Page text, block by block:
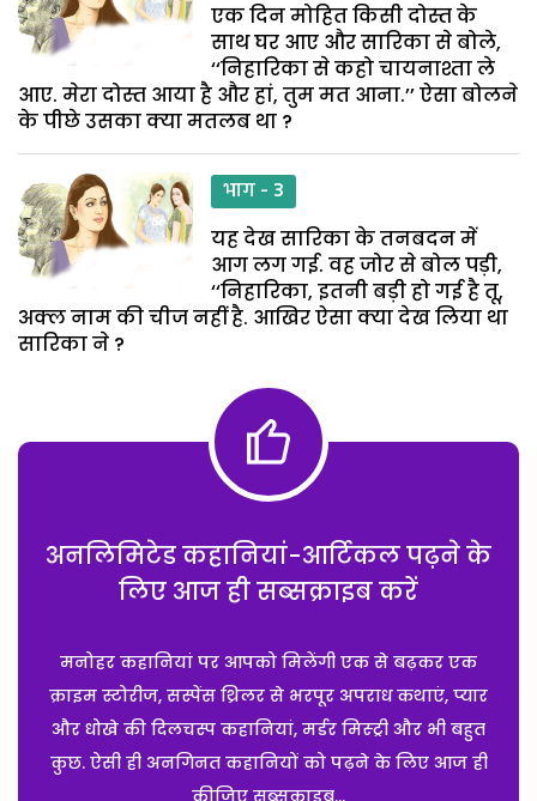
एक दिन मोहित किसी दोस्त के
साथ घर आए और सारिका से बोले,
‘‘निहारिका से कहो चायनाश्ता ले
आए. मेरा दोस्त आया है और हां, तुम मत आना.’’ ऐसा बोलने
के पीछे उसका क्या मतलब था ?
भाग - 3
यह देख सारिका के तनबदन में
आग लग गई. वह जोर से बोल पड़ी,
‘‘निहारिका, इतनी बड़ी हो गई है तू,
अक्ल नाम की चीज नहीं है. आखिर ऐसा क्या देख लिया था
सारिका ने ?
अनलिमिटेड कहानियां-आर्टिकल पढ़ने के
लिए आज ही सब्सक्राइब करें
मनोहर कहानियां पर आपको मिलेंगी एक से बढ़कर एक
क्राइम स्टोरीज, सस्पेंस थ्रिलर से भरपूर अपराध कथाएं, प्यार
और धोखे की दिलचस्प कहानियां, मर्डर मिस्ट्री और भी बहुत
कुछ. ऐसी ही अनगिनत कहानियों को पढ़ने के लिए आज ही
कीजिए सब्सक्राइब...